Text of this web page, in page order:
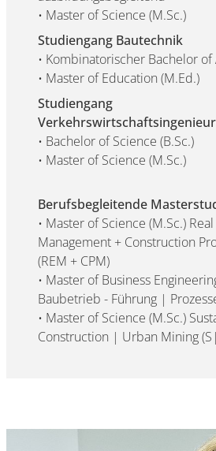
• Master of Science (M.Sc.)
Studiengang Bautechnik
• Kombinatorischer Bachelor of
• Master of Education (M.Ed.)
Studiengang
• Bachelor of Science (B.Sc.)
• Master of Science (M.Sc.)
Berufsbegleitende
• Master of Science (M.Sc.)
Management + Construction
(REM + CPM)
• Master of Business
Baubetrieb - Führung |
• Master of Science (M.Sc.)
Construction | Urban Mining